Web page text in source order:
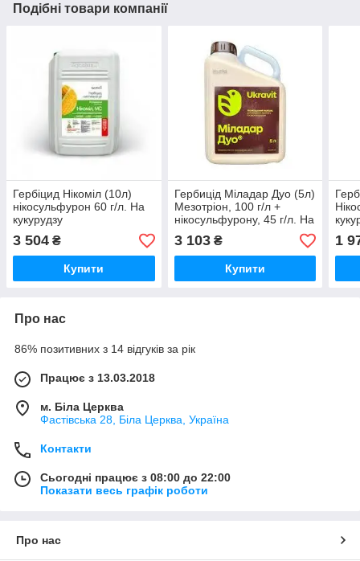
Подібні товари компанії
Гербіцид Нікоміл (10л)
нікосульфурон 60 г/л. На
кукурудзу
3 504 ₴
Купити
Гербицід Міладар Дуо (5л)
Мезотріон, 100 г/л +
нікосульфурону, 45 г/л. На
кукурудзу (Укравіт)
3 103₴
Купити
1
Про нас
86% позитивних з 14 відгуків за рік
Працює з 13.03.2018
м. Біла Церква
Фастівська 28, Біла Церква, Україна
Контакти
Сьогодні працює з 08:00 до 22:00
Показати весь графік роботи
Про нас